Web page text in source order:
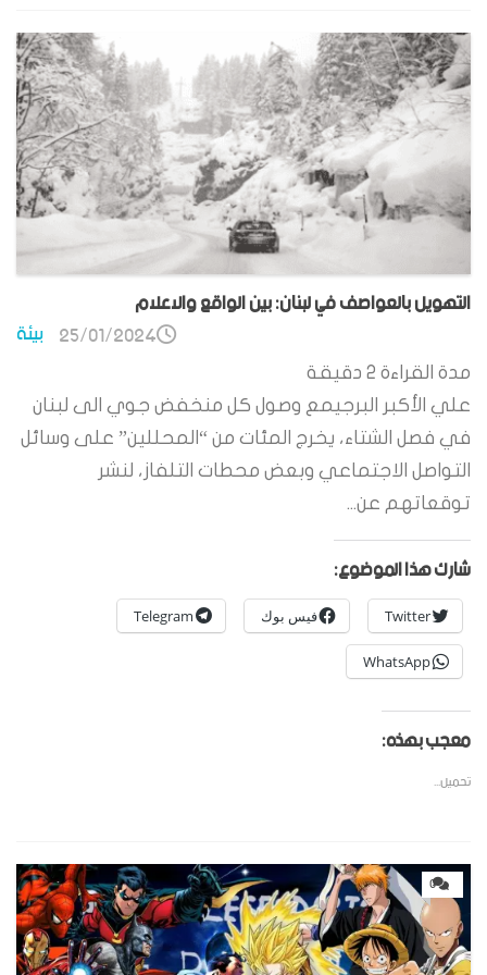
التهويل بالعواصف في لبنان: بين الواقع والاعلام
بيئة 25/01/2024
مدة القراءة 2 دقيقة
علي الأكبر البرجيمع وصول كل منخفض جوي الى لبنان
في فصل الشتاء، يخرج المئات من “المحللين” على وسائل
التواصل الاجتماعي وبعض محطات التلفاز، لنشر
توقعاتهم عن...
شارك هذا الموضوع:
Twitter فيس بوك Telegram
WhatsApp
معجب بهذه:
تحميل...
0